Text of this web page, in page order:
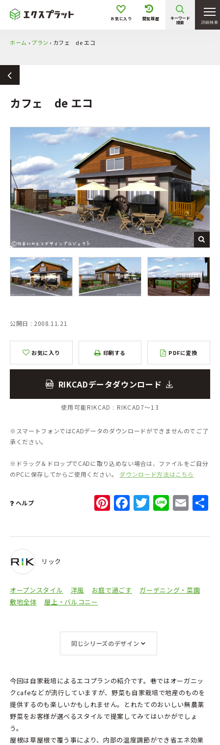
詳細検索
お気に入り 閲覧履歴
キーワード
検索
ホーム › プラン › カフェ de エコ
カフェ de エコ
公開日 : 2008.11.21
お気に入り 印刷する PDFに変換
RIKCADデータダウンロード
使用可能RIKCAD : RIKCAD7～13
※スマートフォンではCADデータのダウンロードができませんのでご了
承ください。
※ドラッグ＆ドロップでCADに取り込めない場合は、ファイルをご自分
のPCに保存してからご使用ください。 ダウンロード方法はこちら
ヘルプ Pinterest
Facebook
Twitter
Line
リック
オープンスタイル 洋風 お庭で過ごす
ガーデニング・菜園
敷地全体
屋上・バルコニー
同じシリーズのデザイン
今回は自家栽培によるエコプランの紹介です。巷ではオーガニッ
クcafeなどが流行していますが、野菜も自家栽培で地産のものを
提供するのも楽しいかもしれません。とれたてのおいしい無農薬
野菜をお客様が選べるスタイルで提案してみてはいかがでしょ
う。
屋根は草屋根で覆う事により、内部の温度調節ができ省エネ効果